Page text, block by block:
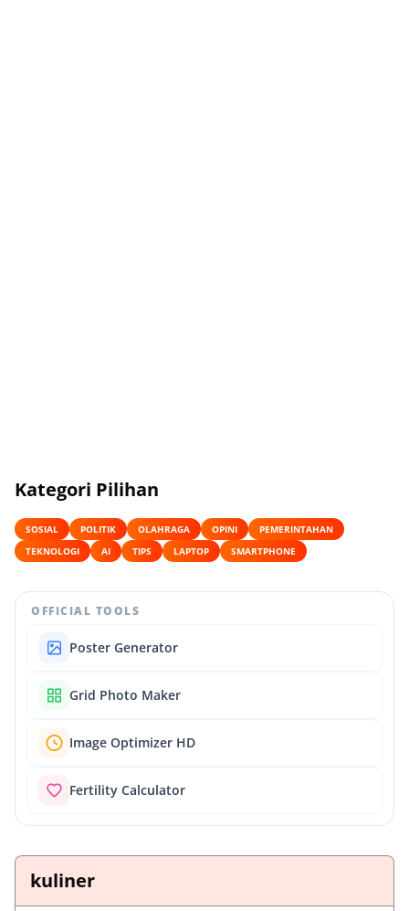
Kategori Pilihan
SOSIAL POLITIK OLAHRAGA OPINI
PEMERINTAHAN
TEKNOLOGI
AI TIPS LAPTOP SMARTPHONE
OFFICIAL TOOLS
Poster Generator
Grid Photo Maker
Image Optimizer HD
Fertility Calculator
kuliner